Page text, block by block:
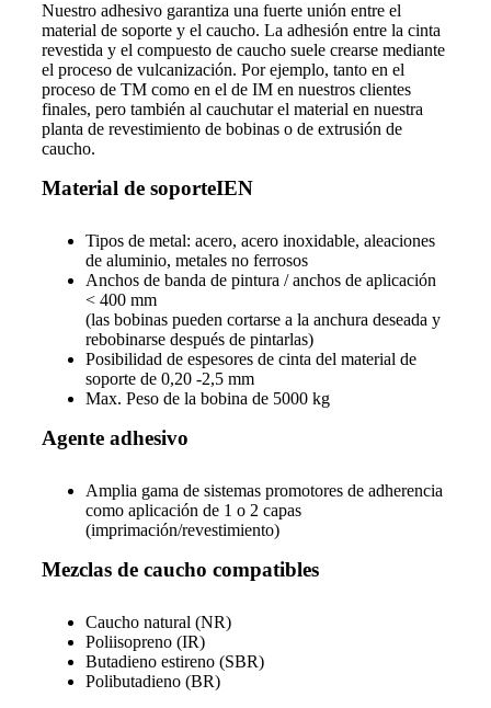
Nuestro adhesivo garantiza una fuerte unión entre el
material de soporte y el caucho. La adhesión entre la cinta
revestida y el compuesto de caucho suele crearse mediante
el proceso de vulcanización. Por ejemplo, tanto en el
proceso de TM como en el de IM en nuestros clientes
finales, pero también al cauchutar el material en nuestra
planta de revestimiento de bobinas o de extrusión de
caucho.
Material de soporteIEN
Tipos de metal: acero, acero inoxidable, aleaciones
de aluminio, metales no ferrosos
Anchos de banda de pintura / anchos de aplicación
< 400 mm
(las bobinas pueden cortarse a la anchura deseada y
rebobinarse después de pintarlas)
Posibilidad de espesores de cinta del material de
soporte de 0,20 -2,5 mm
Max. Peso de la bobina de 5000 kg
Agente adhesivo
Amplia gama de sistemas promotores de adherencia
como aplicación de 1 o 2 capas
(imprimación/revestimiento)
Mezclas de caucho compatibles
Caucho natural (NR)
Poliisopreno (IR)
Butadieno estireno (SBR)
Polibutadieno (BR)